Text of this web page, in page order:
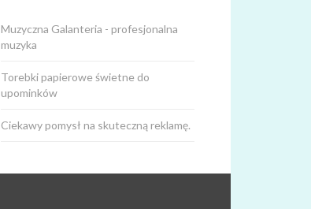
Muzyczna Galanteria - profesjonalna
muzyka
Torebki papierowe świetne do
upominków
Ciekawy pomysł na skuteczną reklamę.